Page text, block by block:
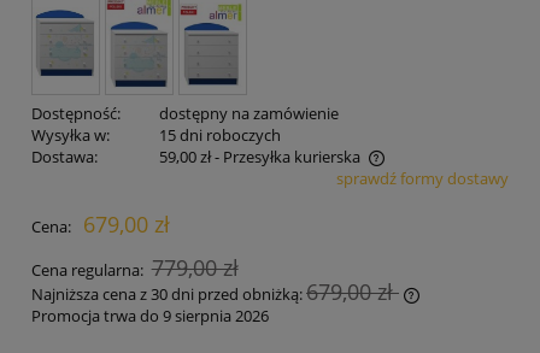
Dostępność:
dostępny na zamówienie
Wysyłka w:
15 dni roboczych
Dostawa:
59,00 zł- Przesyłka kurierska
Cena nie zawiera ewentualnych kosztów płatnościsprawdź formy dostawy
Cena: 679,00 zł
Cena regularna: 779,00 zł
Najniższa cena z 30 dni przed obniżką:679,00 zł
Promocja trwa do 9 sierpnia 2026